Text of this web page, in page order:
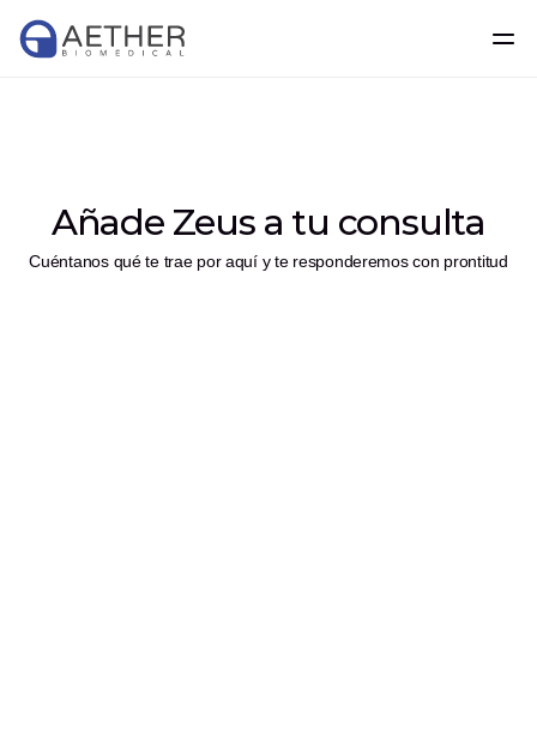
Añade Zeus a tu consulta
Cuéntanos qué te trae por aquí y te responderemos con prontitud